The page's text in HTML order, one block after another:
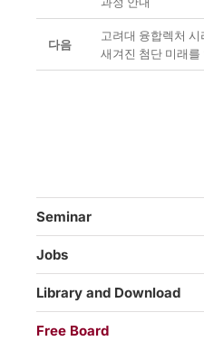
다음
고려대 융합렉처
새겨진 첨단 미래를
Seminar
Jobs
Library and Download
Free Board